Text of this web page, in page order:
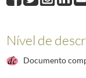
5862 10 de
10 de
5866 25 de
Nível de
Documento